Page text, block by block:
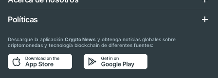
Políticas
Descargue la aplicación Crypto News y obtenga noticias globales sobre
criptomonedas y tecnología blockchain de diferentes fuentes: